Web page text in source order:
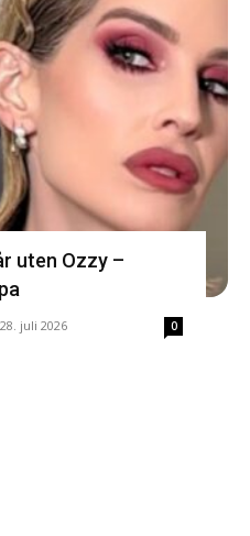
uten Ozzy –
28. juli 2026 0